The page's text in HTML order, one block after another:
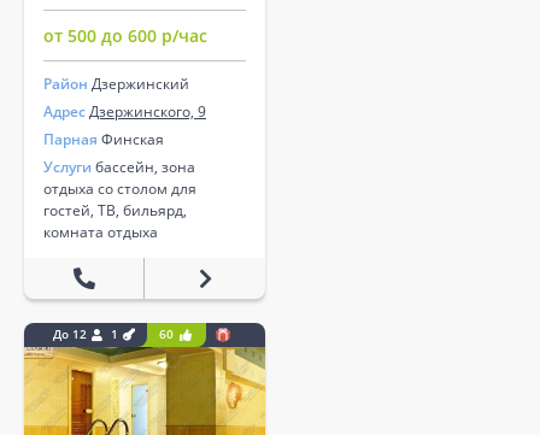
от 500 до 600 р/час
Район Дзержинский
АдресДзержинского, 9
Парная Финская
Услуги бассейн, зона
отдыха со столом для
гостей, ТВ, бильярд,
комната отдыха
До 12 1 60